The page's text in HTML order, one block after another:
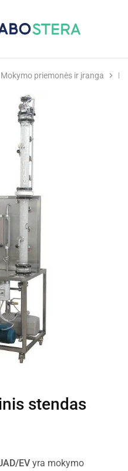
Mokymo priemonės ir įranga
stendas
EV yra mokymo